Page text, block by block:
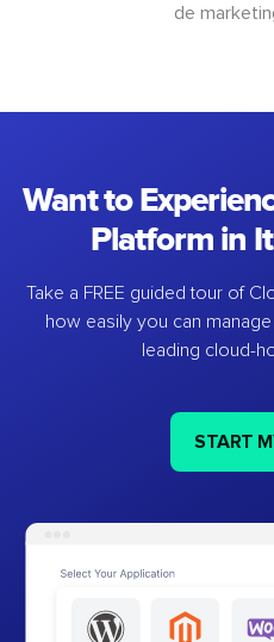
de
Want to
Platform in
Take a FREE guided tour of
how easily you can
leading cloud-
START